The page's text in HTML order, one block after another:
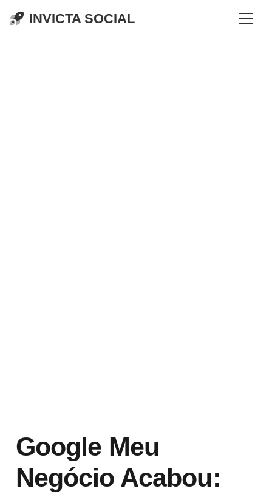
INVICTA SOCIAL
Google Meu
Negócio Acabou: